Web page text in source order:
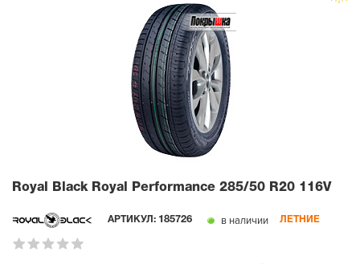
Royal Black Royal Performance 285/50 R20 116V
АРТИКУЛ: 185726 в наличии ЛЕТНИЕ